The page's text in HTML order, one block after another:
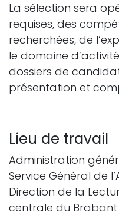
La sélection sera
requises, des
recherchées, de
le domaine
dossiers de
présentation et
Lieu de travail
Administration
Service Général de
Direction de la
centrale du